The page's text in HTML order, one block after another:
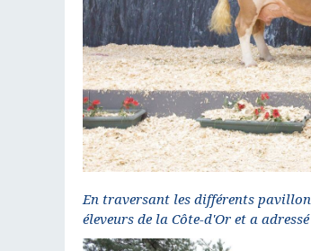
En traversant les différents
éleveurs de la Côte-d'Or et a